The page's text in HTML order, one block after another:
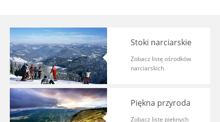
Stoki narciarskie
Zobacz listę ośrodków
narciarskich
Piękna przyroda
Zobacz listę pięknych